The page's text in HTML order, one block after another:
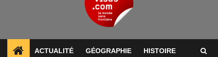
ACTUALITÉ GÉOGRAPHIE HISTOIRE